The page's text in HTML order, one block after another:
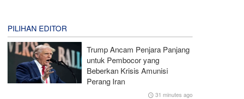
PILIHAN EDITOR
Trump Ancam Penjara Panjang
untuk Pembocor yang
Beberkan Krisis Amunisi
Perang Iran
31 minutes ago